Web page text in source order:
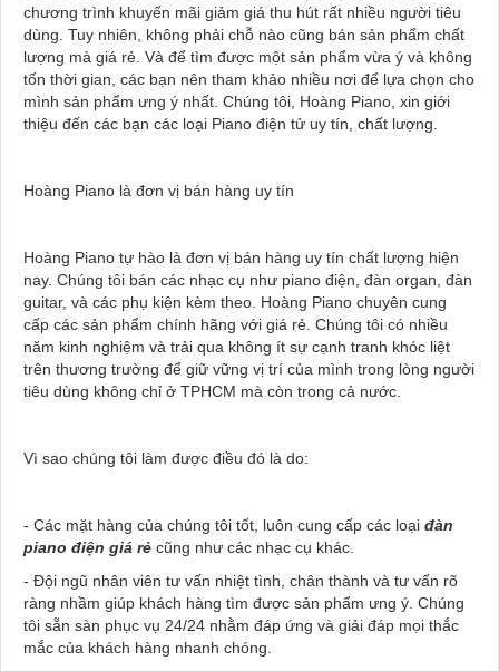
chương trình khuyến mãi giảm giá thu hút rất nhiều người tiêu
dùng. Tuy nhiên, không phải chỗ nào cũng bán sản phẩm chất
lượng mà giá rẻ. Và để tìm được một sản phẩm vừa ý và không
tốn thời gian, các bạn nên tham khảo nhiều nơi để lựa chọn cho
mình sản phẩm ưng ý nhất. Chúng tôi, Hoàng Piano, xin giới
thiệu đến các bạn các loại Piano điện tử uy tín, chất lượng.
Hoàng Piano là đơn vị bán hàng uy tín
Hoàng Piano tự hào là đơn vị bán hàng uy tín chất lượng hiện
nay. Chúng tôi bán các nhạc cụ như piano điện, đàn organ, đàn
guitar, và các phụ kiện kèm theo. Hoàng Piano chuyên cung
cấp các sản phẩm chính hãng với giá rẻ. Chúng tôi có nhiều
năm kinh nghiệm và trải qua không ít sự cạnh tranh khóc liệt
trên thương trường để giữ vững vị trí của mình trong lòng người
tiêu dùng không chỉ ở TPHCM mà còn trong cả nước.
Vì sao chúng tôi làm được điều đó là do:
- Các mặt hàng của chúng tôi tốt, luôn cung cấp các loại đàn
piano điện giá rẻ cũng như các nhạc cụ khác.
- Đội ngũ nhân viên tư vấn nhiệt tình, chân thành và tư vấn rõ
ràng nhầm giúp khách hàng tìm được sản phẩm ưng ý. Chúng
tôi sẵn sàn phục vụ 24/24 nhằm đáp ứng và giải đáp mọi thắc
mắc của khách hàng nhanh chóng.